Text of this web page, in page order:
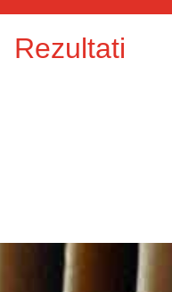
Rezultati